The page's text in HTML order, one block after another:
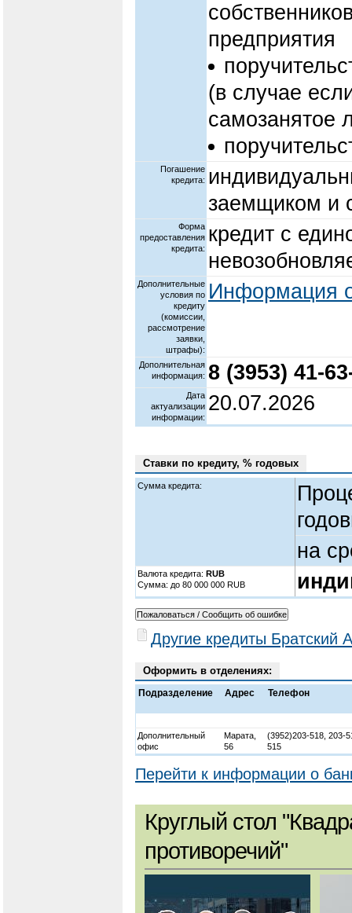
предприятия
(в случае
самозанятое
Погашение
кредита:
заемщиком и
Форма
предоставления
кредита:
кредит с
Дополнительные
условия по
кредиту
(комиссии,
рассмотрение
заявки,
штрафы):
Информация
Дополнительная
информация: 8 (3953) 41-
Дата
актуализации
информации:
20.07.2026
Ставки по кредиту, % годовых
Сумма кредита:
на
Валюта кредита: RUB
Cумма: до 80 000 000 RUB
Другие кредиты Братский
Оформить в отделениях:
Подразделение Адрес Телефон
Дополнительный
офис
Марата,
56
(3952)203-518, 203-
515
Перейти к информации о
Круглый стол
противоречий"